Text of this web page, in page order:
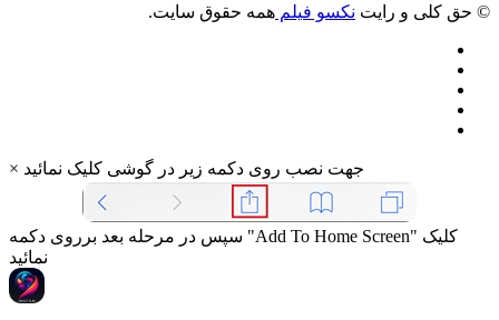
© حق کلی و رایت نکسو فیلم همه حقوق سایت.
× جهت نصب روی دکمه زیر در گوشی کلیک نمائید
سپس در مرحله بعد برروی دکمه "Add To Home Screen" کلیک
نمائید